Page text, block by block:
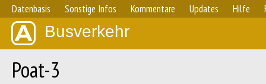
Datenbasis Sonstige Infos Kommentare Updates Hilfe
Busverkehr
Poat-3